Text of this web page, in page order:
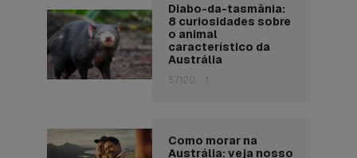
Diabo-da-tasmânia:
8 curiosidades sobre
o animal
característico da
Austrália
57120 1
Como morar na
Austrália: veja nosso